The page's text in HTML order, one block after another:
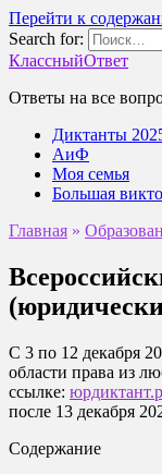
Перейти к
Search for:
КлассныйОтвет
Ответы на все
Диктанты
АиФ
Моя семья
Большая
Главная »
С 3 по 12 декабря
области права из
ссылке:
после 13 декабря
Содержание